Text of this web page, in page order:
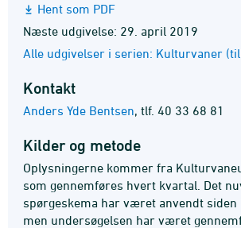
Hent som PDF
Næste udgivelse: 29. april 2019
Alle udgivelser i serien: Kulturvaner
Kontakt
Anders Yde Bentsen, tlf. 40 33 68 81
Kilder og metode
Oplysningerne kommer fra
som gennemføres hvert kvartal. Det
spørgeskema har været anvendt siden
men undersøgelsen har været